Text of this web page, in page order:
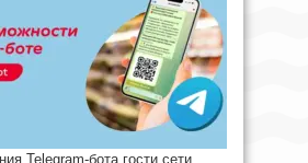
Telegram-бота гости сети